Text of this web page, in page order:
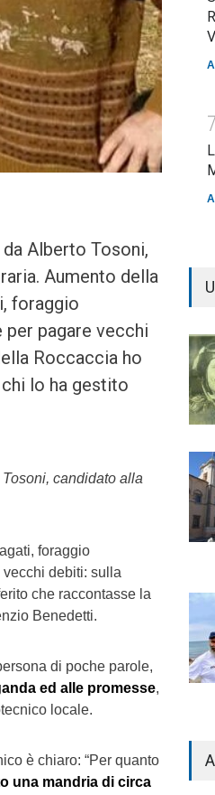
Alberto Tosoni,
Aumento della
foraggio
pagare vecchi
Roccaccia ho
lo ha gestito
candidato alla
foraggio
vecchi debiti: sulla
che raccontasse la
Benedetti.
di poche parole,
ed alle promesse,
locale.
è chiaro: “Per quanto
una mandria di circa
7